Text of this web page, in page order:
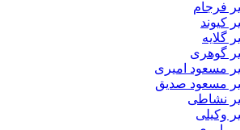
امیری
صدیق